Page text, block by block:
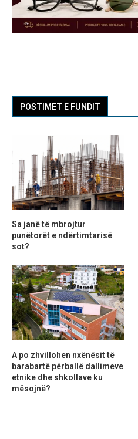
POSTIMET E FUNDIT
Sa janë të mbrojtur
punëtorët e ndërtimtarisë
sot?
A po zhvillohen nxënësit të
barabartë përballë dallimeve
etnike dhe shkollave ku
mësojnë?